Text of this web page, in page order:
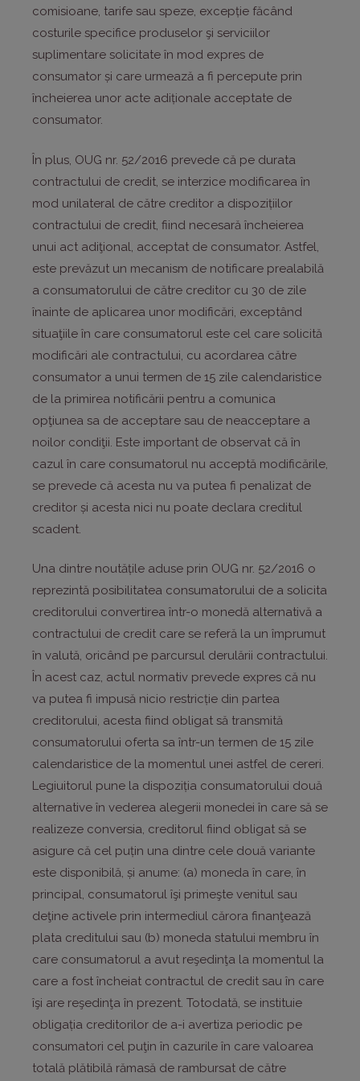
comisioane, tarife sau speze, excepție făcând
costurile specifice produselor şi serviciilor
suplimentare solicitate în mod expres de
consumator și care urmează a fi percepute prin
încheierea unor acte adiționale acceptate de
consumator.
În plus, OUG nr. 52/2016 prevede că pe durata
contractului de credit, se interzice modificarea în
mod unilateral de către creditor a dispozițiilor
contractului de credit, fiind necesară încheierea
unui act adiţional, acceptat de consumator. Astfel,
este prevăzut un mecanism de notificare prealabilă
a consumatorului de către creditor cu 30 de zile
înainte de aplicarea unor modificări, exceptând
situaţiile în care consumatorul este cel care solicită
modificări ale contractului, cu acordarea către
consumator a unui termen de 15 zile calendaristice
de la primirea notificării pentru a comunica
opţiunea sa de acceptare sau de neacceptare a
noilor condiţii. Este important de observat că în
cazul în care consumatorul nu acceptă modificările,
se prevede că acesta nu va putea fi penalizat de
creditor și acesta nici nu poate declara creditul
scadent.
Una dintre noutățile aduse prin OUG nr. 52/2016 o
reprezintă posibilitatea consumatorului de a solicita
creditorului convertirea într-o monedă alternativă a
contractului de credit care se referă la un împrumut
în valută, oricând pe parcursul derulării contractului.
În acest caz, actul normativ prevede expres că nu
va putea fi impusă nicio restricție din partea
creditorului, acesta fiind obligat să transmită
consumatorului oferta sa într-un termen de 15 zile
calendaristice de la momentul unei astfel de cereri.
Legiuitorul pune la dispoziția consumatorului două
alternative în vederea alegerii monedei în care să se
realizeze conversia, creditorul fiind obligat să se
asigure că cel puțin una dintre cele două variante
este disponibilă, și anume: (a) moneda în care, în
principal, consumatorul îşi primeşte venitul sau
deţine activele prin intermediul cărora finanţează
plata creditului sau (b) moneda statului membru în
care consumatorul a avut reşedinţa la momentul la
care a fost încheiat contractul de credit sau în care
îşi are reşedinţa în prezent. Totodată, se instituie
obligația creditorilor de a-i avertiza periodic pe
consumatori cel puţin în cazurile în care valoarea
totală plătibilă rămasă de rambursat de către